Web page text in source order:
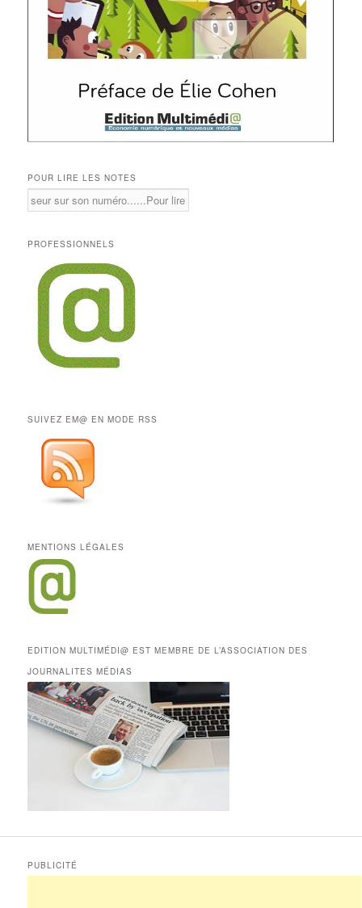
POUR LIRE LES NOTES
PROFESSIONNELS
SUIVEZ EM@ EN MODE RSS
MENTIONS LÉGALES
EDITION MULTIMÉDI@ EST MEMBRE DE L’ASSOCIATION DES
JOURNALITES MÉDIAS
PUBLICITÉ